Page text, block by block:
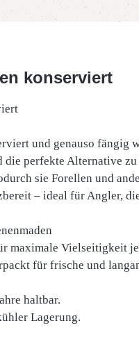
konserviert
und genauso fängig
die perfekte Alternative
sie Forellen und
– ideal für Angler,
maximale Vielseitigkeit
für frische und
haltbar.
Lagerung.